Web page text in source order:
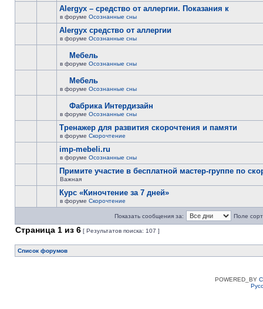
Alergyx – средство от аллергии. Показания к
в форуме Осознанные сны
Alergyx средство от аллергии
в форуме Осознанные сны
Мебель
в форуме Осознанные сны
Мебель
в форуме Осознанные сны
Фабрика Интердизайн
в форуме Осознанные сны
Тренажер для развития скорочтения и памяти
в форуме Скорочтение
imp-mebeli.ru
в форуме Осознанные сны
Примите участие в бесплатной мастер-группе по
Важная
Курс «Киночтение за 7 дней»
в форуме Скорочтение
Показать сообщения за: Поле
Страница 1 из 6 [ Результатов поиска: 107 ]
Список форумов
POWERED_BY